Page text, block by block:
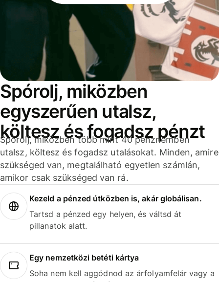
Spórolj, miközben
egyszerűen utalsz,
költesz és fogadsz pénzt
Spórolj, miközben több mint 40 pénznemben
utalsz, költesz és fogadsz utalásokat. Minden, amire
szükséged van, megtalálható egyetlen számlán,
amikor csak szükséged van rá.
Kezeld a pénzed útközben is, akár globálisan.
Tartsd a pénzed egy helyen, és váltsd át
pillanatok alatt.
Egy nemzetközi betéti kártya
Soha nem kell aggódnod az árfolyamfelár vagy a